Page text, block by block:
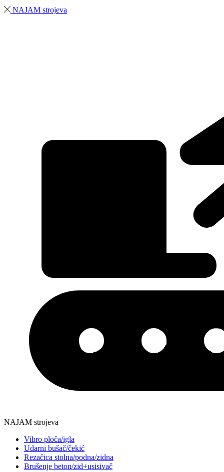
NAJAM strojeva
NAJAM strojeva
Vibro ploča/igla
Udarni bušač/čekić
Rezačica stolna/podna/zidna
Brušenje beton/zid+usisivač